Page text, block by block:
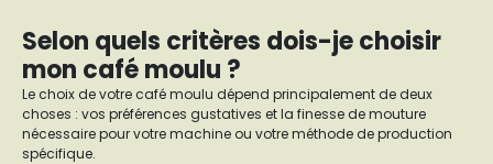
Selon quels critères dois-je choisir
mon café moulu ?
Le choix de votre café moulu dépend principalement de deux
choses : vos préférences gustatives et la finesse de mouture
nécessaire pour votre machine ou votre méthode de production
spécifique.